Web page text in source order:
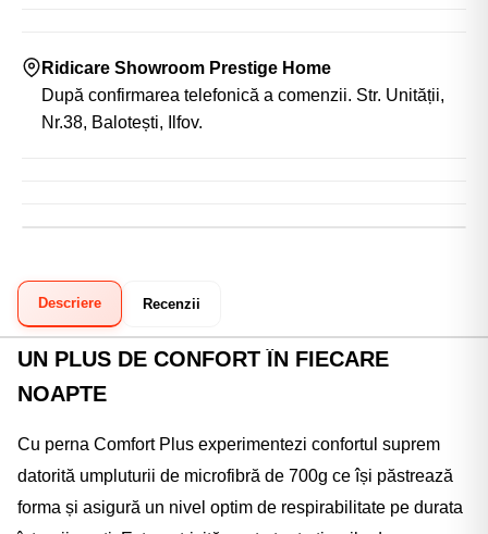
Ridicare Showroom Prestige Home
După confirmarea telefonică a comenzii. Str. Unității,
Nr.38, Balotești, Ilfov.
Descriere Recenzii
UN PLUS DE CONFORT ÎN FIECARE
NOAPTE
Cu perna Comfort Plus experimentezi confortul suprem
datorită umpluturii de microfibră de 700g ce își păstrează
forma și asigură un nivel optim de respirabilitate pe durata